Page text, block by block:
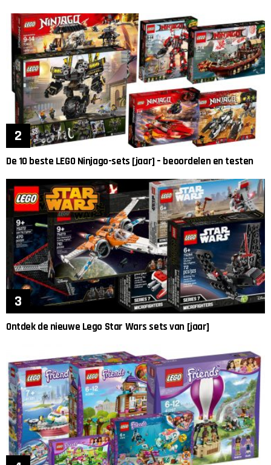
De 10 beste LEGO Ninjago-sets [jaar] – beoordelen en testen
Ontdek de nieuwe Lego Star Wars sets van [jaar]